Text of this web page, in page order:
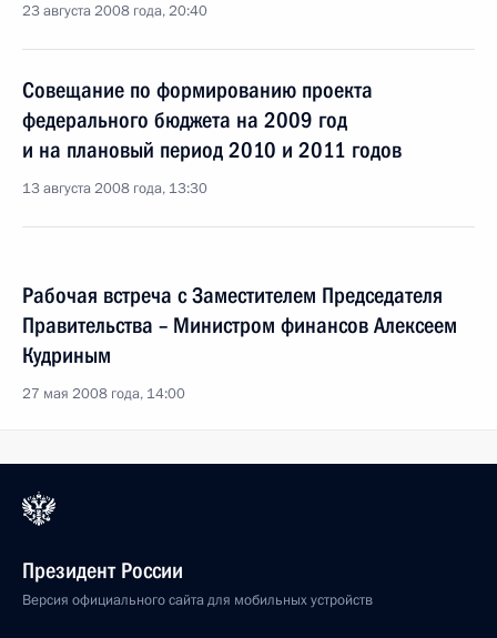
23 августа 2008 года, 20:40
Совещание по формированию проекта
федерального бюджета на 2009 год
и на плановый период 2010 и 2011 годов
13 августа 2008 года, 13:30
Рабочая встреча с Заместителем Председателя
Правительства – Министром финансов Алексеем
Кудриным
27 мая 2008 года, 14:00
Президент России
Версия официального сайта для мобильных устройств